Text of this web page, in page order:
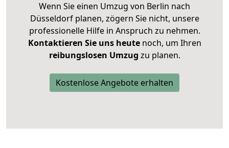
Wenn Sie einen Umzug von Berlin nach
Düsseldorf planen, zögern Sie nicht, unsere
professionelle Hilfe in Anspruch zu nehmen.
Kontaktieren Sie uns heutenoch, um Ihren
reibungslosen Umzug zu planen.
Kostenlose Angebote erhalten